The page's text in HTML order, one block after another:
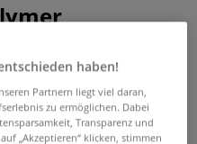
60 mm lang, mit
Zeichnungen auf Papier
haben!
Partnern liegt viel daran,
zu ermöglichen. Dabei
Transparenz und
„Akzeptieren“ klicken, stimmen